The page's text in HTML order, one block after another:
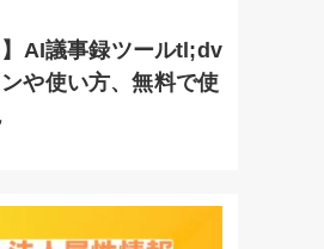
】AI議事録ツールtl;dv
や使い方、無料で使